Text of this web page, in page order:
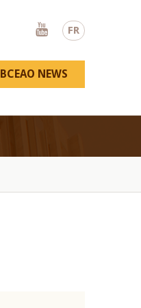
FR
Youtube
BCEAO NEWS